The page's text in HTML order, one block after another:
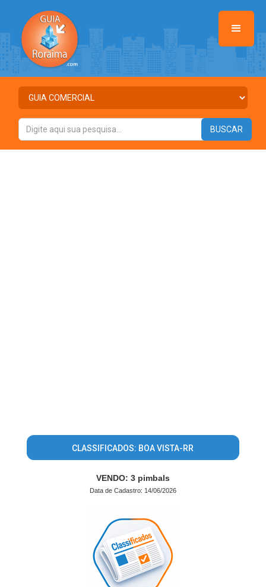
CLASSIFICADOS: BOA VISTA-RR
VENDO: 3 pimbals
Data de Cadastro: 14/06/2026